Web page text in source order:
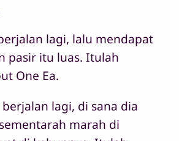
lagi, lalu mendapat
pasir itu luas. Itulah
One Ea.
lagi, di sana dia
marah di